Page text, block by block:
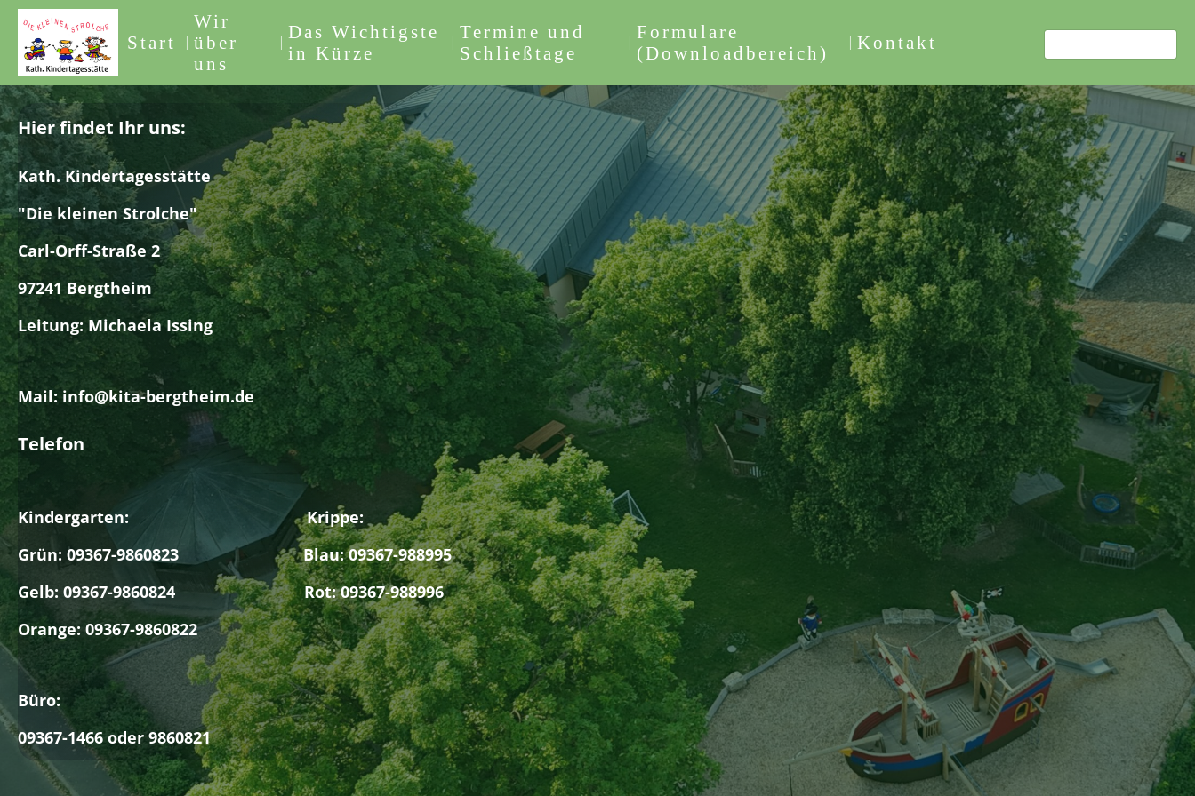
Start
Wir
über
uns
Das Wichtigste
in Kürze
Termine und
Schließtage
Formulare
(Downloadbereich)
Kontakt
Hier findet Ihr uns:
Kath. Kindertagesstätte
"Die kleinen Strolche"
Carl-Orff-Straße 2
97241 Bergtheim
Leitung: Michaela Issing
Mail: info@kita-bergtheim.de
Telefon
Kindergarten: Krippe:
Grün: 09367-9860823 Blau: 09367-988995
Gelb: 09367-9860824 Rot: 09367-988996
Orange: 09367-9860822
Büro:
09367-1466 oder 9860821